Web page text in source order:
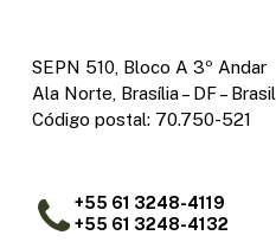
SEPN 510, Bloco A 3º Andar
Ala Norte, Brasília – DF – Brasil
Código postal: 70.750-521
+55 61 3248-4119
+55 61 3248-4132